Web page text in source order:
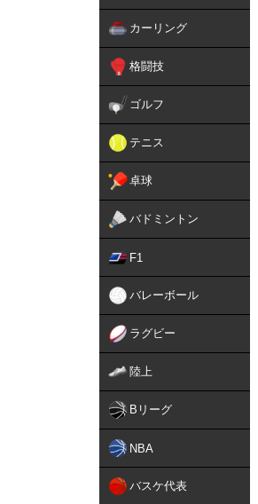
カーリング
格闘技
ゴルフ
テニス
卓球
バドミントン
F1
バレーボール
ラグビー
陸上
Bリーグ
NBA
バスケ代表